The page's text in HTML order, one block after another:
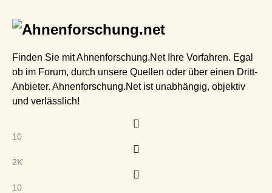
Finden Sie mit Ahnenforschung.Net Ihre Vorfahren. Egal
ob im Forum, durch unsere Quellen oder über einen Dritt-
Anbieter. Ahnenforschung.Net ist unabhängig, objektiv
und verlässlich!
10
2K
10